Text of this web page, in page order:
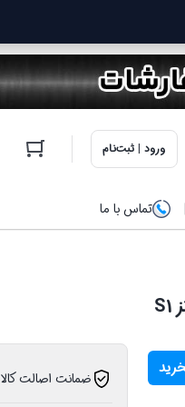
ورود | ثبت‌نام
تماس با ما
ضمانت اصالت کالا